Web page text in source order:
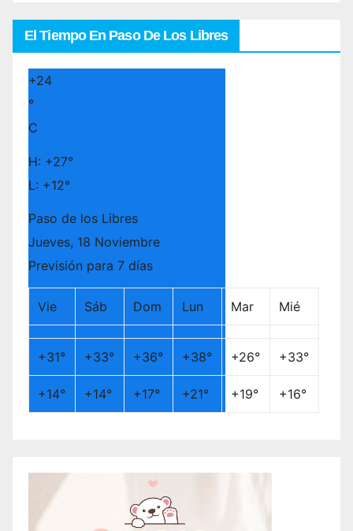
El Tiempo En Paso De Los Libres
+24
°
C
H: +27°
L: +12°
Paso de los Libres
Jueves, 18 Noviembre
Previsión para 7 días
Vie Sáb Dom Lun Mar Mié
+31° +33° +36° +38° +26° +33°
+14° +14° +17° +21° +19° +16°